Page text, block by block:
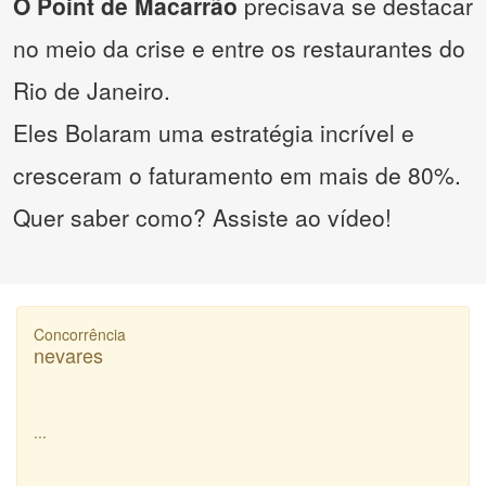
no meio da crise e entre os restaurantes do
Rio de Janeiro.
Eles Bolaram uma estratégia incrível e
cresceram o faturamento em mais de 80%.
Quer saber como? Assiste ao vídeo!
Concorrência
nevares
...